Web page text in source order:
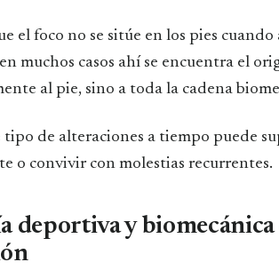
el foco no se sitúe en los pies
muchos casos ahí se encuentra el
al pie, sino a toda la cadena
tipo de alteraciones a tiempo puede
o convivir con molestias recurrentes.
deportiva y